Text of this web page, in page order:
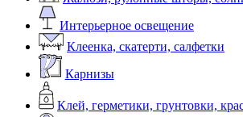
Интерьерное освещение
Клеенка, скатерти, салфетки
Карнизы
Клей, герметики, грунтовки,